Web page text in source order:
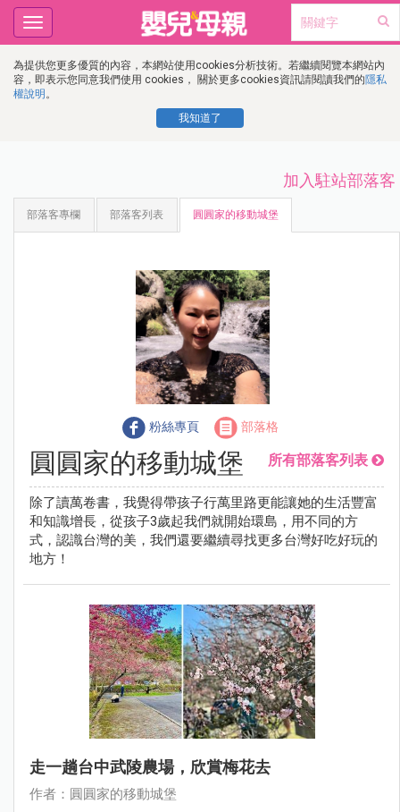
為提供您更多優質的內容，本網站使用cookies分析技術。若繼續閱覽本網站內
容，即表示您同意我們使用 cookies， 關於更多cookies資訊請閱讀我們的隱私
權說明 。
我知道了
Toggle
navigation
加入駐站部落客
部落客專欄 部落客列表 圓圓家的移動城堡
粉絲專頁 部落格
圓圓家的移動城堡 所有部落客列表
除了讀萬卷書，我覺得帶孩子行萬里路更能讓她的生活豐富
和知識增長，從孩子3歲起我們就開始環島，用不同的方
式，認識台灣的美，我們還要繼續尋找更多台灣好吃好玩的
地方！
走一趟台中武陵農場，欣賞梅花去
作者：圓圓家的移動城堡